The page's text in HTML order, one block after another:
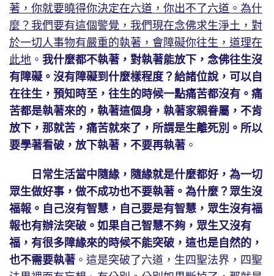
著，你就要曉得你決定在六道，你出不了六道。為什
麼？我們要有這個警覺，我們現在念佛求生淨土，對
於一切人事物有嚴重的執著，會障礙你往生，道理在
此地 。 我什麼都不執著，對執著能放下，念佛往生沒
有障礙。沒有障礙到什麼樣程度？給諸位說，可以自
在往生，預知時至，往生的時候一點痛苦都沒有。痛
苦都是執著來的，執著這個身，執著家親眷屬，不肯
放下，那就苦，痛苦就來了，所謂是生離死別。所以
要學著看破，放下執著，不要再執著 。
日常生活當中隨緣，隨緣就是什麼都好，為一切
眾生做好事，做不成功也不要執著。為什麼？眾生沒
福報。自己沒有智慧，自己要是有智慧，眾生沒有福
報也有辦法突破。如果自己智慧不夠，眾生又沒有
福，有很多障緣來的時候不能突破，這也是自然的，
也不需要執著 。這是突破了六道，生四聖法界，四聖